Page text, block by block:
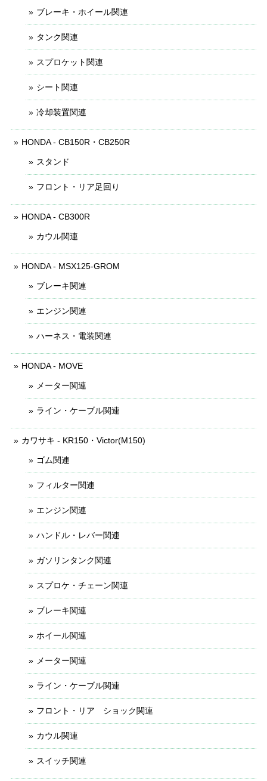
ブレーキ・ホイール関連
タンク関連
スプロケット関連
シート関連
冷却装置関連
HONDA - CB150R・CB250R
スタンド
フロント・リア足回り
HONDA - CB300R
カウル関連
HONDA - MSX125-GROM
ブレーキ関連
エンジン関連
ハーネス・電装関連
HONDA - MOVE
メーター関連
ライン・ケーブル関連
カワサキ - KR150・Victor(M150)
ゴム関連
フィルター関連
エンジン関連
ハンドル・レバー関連
ガソリンタンク関連
スプロケ・チェーン関連
ブレーキ関連
ホイール関連
メーター関連
ライン・ケーブル関連
フロント・リア ショック関連
カウル関連
スイッチ関連